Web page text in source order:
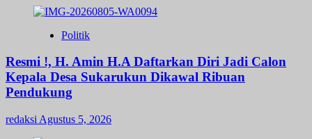
Politik
Resmi !, H. Amin H.A Daftarkan Diri Jadi Calon
Kepala Desa Sukarukun Dikawal Ribuan
Pendukung
redaksi Agustus 5, 2026